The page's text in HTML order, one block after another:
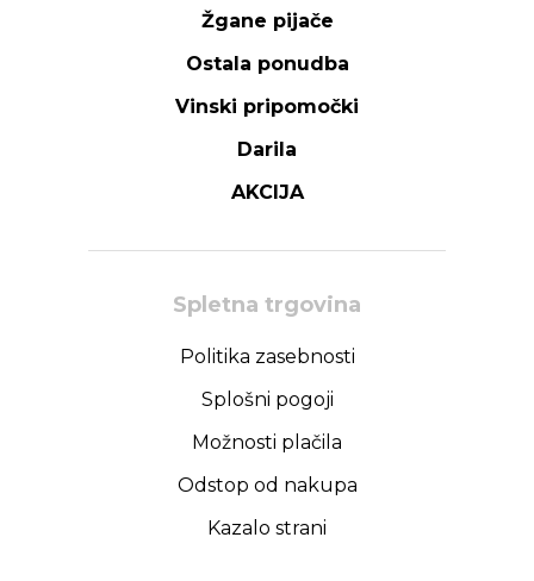
Žgane pijače
Ostala ponudba
Vinski pripomočki
Darila
AKCIJA
Spletna trgovina
Politika zasebnosti
Splošni pogoji
Možnosti plačila
Odstop od nakupa
Kazalo strani